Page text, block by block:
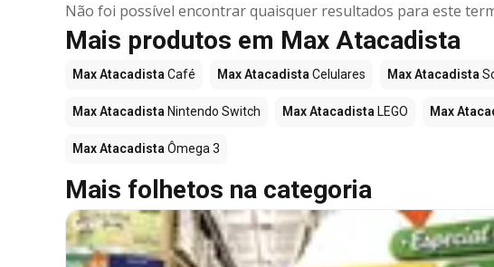
Não foi possível encontrar quaisquer resultados para este
Mais produtos em Max Atacadista
Max Atacadista Café Max Atacadista Celulares Max Atacadista
Max Atacadista Nintendo Switch Max Atacadista LEGO Max
Max Atacadista Ômega 3
Mais folhetos na categoria